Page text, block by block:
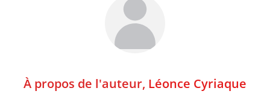
À propos de l'auteur, Léonce Cyriaque